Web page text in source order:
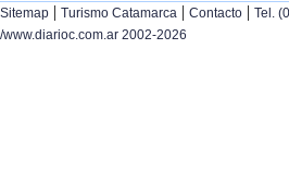
Sitemap | Turismo Catamarca | Contacto | Tel.
/www.diarioc.com.ar 2002-2026